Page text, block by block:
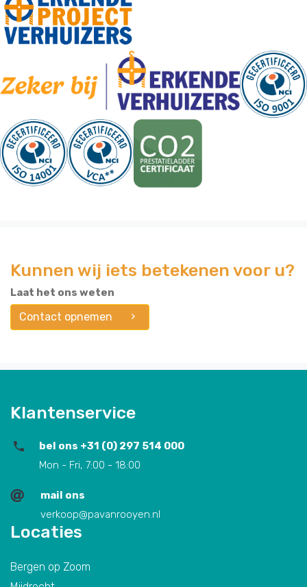
Kunnen wij iets betekenen voor u?
Laat het ons weten
Contact opnemen
Klantenservice
bel ons +31 (0) 297 514 000
Mon - Fri, 7:00 - 18:00
mail ons
verkoop@pavanrooyen.nl
Locaties
Bergen op Zoom